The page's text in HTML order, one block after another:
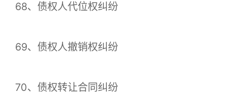
68、债权人代位权纠纷
69、债权人撤销权纠纷
70、债权转让合同纠纷